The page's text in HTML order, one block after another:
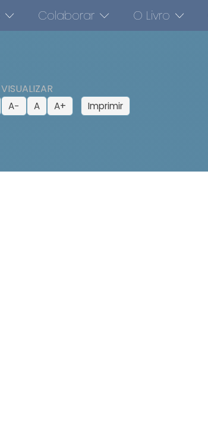
Colaborar O Livro
VISUALIZAR
A− A A+ Imprimir